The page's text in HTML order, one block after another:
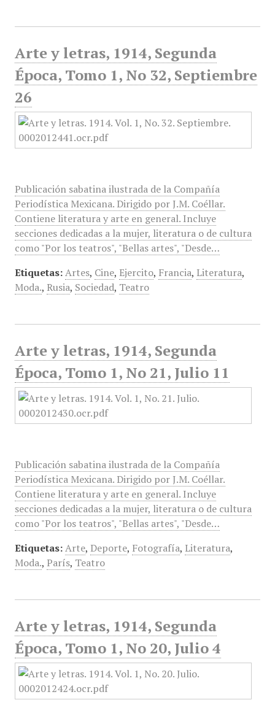
Arte y letras, 1914, Segunda
Época, Tomo 1, No 32, Septiembre
26
Publicación sabatina ilustrada de la Compañía
Periodística Mexicana. Dirigido por J.M. Coéllar.
Contiene literatura y arte en general. Incluye
secciones dedicadas a la mujer, literatura o de cultura
como "Por los teatros", "Bellas artes", "Desde…
Etiquetas: Artes, Cine, Ejercito, Francia, Literatura,
Moda., Rusia, Sociedad, Teatro
Arte y letras, 1914, Segunda
Época, Tomo 1, No 21, Julio 11
Publicación sabatina ilustrada de la Compañía
Periodística Mexicana. Dirigido por J.M. Coéllar.
Contiene literatura y arte en general. Incluye
secciones dedicadas a la mujer, literatura o de cultura
como "Por los teatros", "Bellas artes", "Desde…
Etiquetas: Arte, Deporte, Fotografía, Literatura,
Moda., París, Teatro
Arte y letras, 1914, Segunda
Época, Tomo 1, No 20, Julio 4